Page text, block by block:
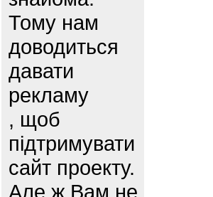
Тому нам
доводиться
давати
рекламу
, щоб
підтримувати
сайт проекту.
Але ж Вам не